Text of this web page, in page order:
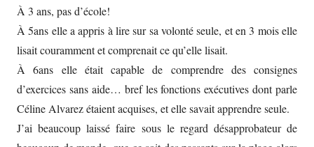
À 3 ans, pas d’école!
À 5ans elle a appris à lire sur sa volonté seule, et en 3 mois elle
lisait couramment et comprenait ce qu’elle lisait.
À 6ans elle était capable de comprendre des consignes
d’exercices sans aide… bref les fonctions exécutives dont parle
Céline Alvarez étaient acquises, et elle savait apprendre seule.
J’ai beaucoup laissé faire sous le regard désapprobateur de